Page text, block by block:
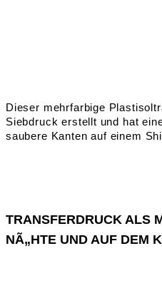
Dieser mehrfarbige
Siebdruck erstellt und hat
saubere Kanten auf einem
TRANSFERDRUCK ALS
NÃ„HTE UND AUF DEM